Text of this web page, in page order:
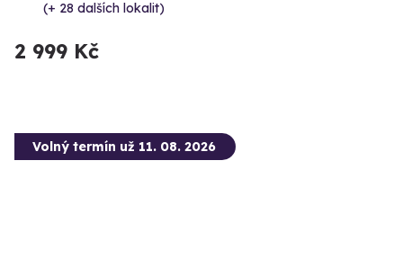
(+ 28 dalších lokalit)
2 999 Kč
Volný termín už 11. 08. 2026